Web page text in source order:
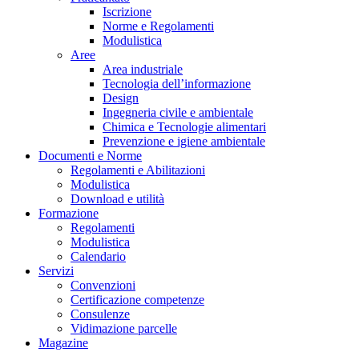
Iscrizione
Norme e Regolamenti
Modulistica
Aree
Area industriale
Tecnologia dell’informazione
Design
Ingegneria civile e ambientale
Chimica e Tecnologie alimentari
Prevenzione e igiene ambientale
Documenti e Norme
Regolamenti e Abilitazioni
Modulistica
Download e utilità
Formazione
Regolamenti
Modulistica
Calendario
Servizi
Convenzioni
Certificazione competenze
Consulenze
Vidimazione parcelle
Magazine